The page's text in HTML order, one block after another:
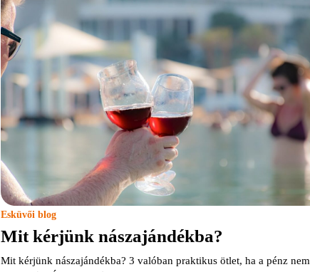
Esküvői blog
Mit kérjünk nászajándékba?
Mit kérjünk nászajándékba? 3 valóban praktikus ötlet, ha a pénz nem